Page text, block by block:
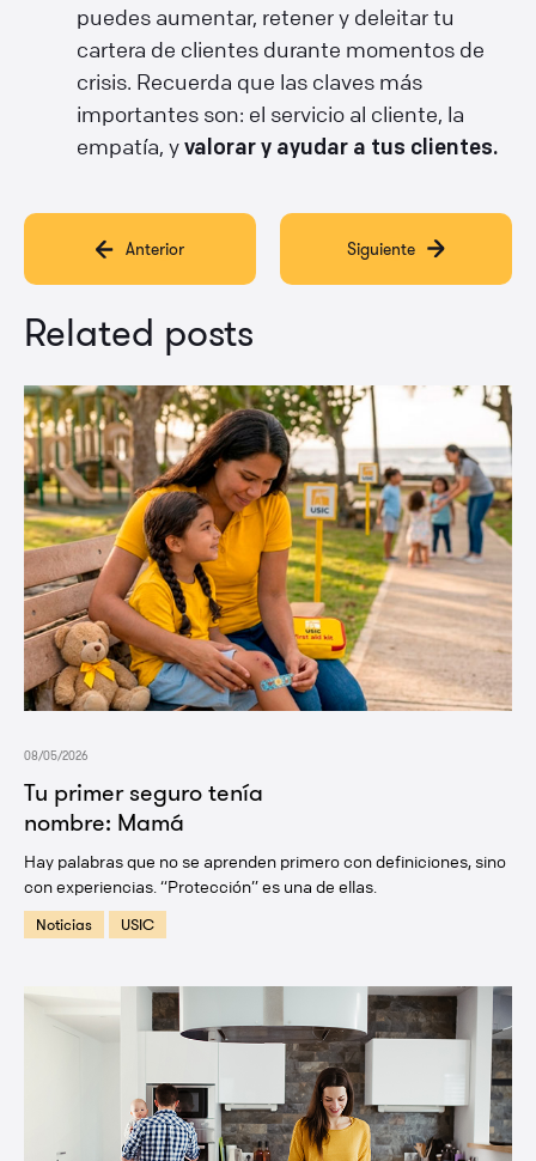
puedes aumentar, retener y deleitar tu
cartera de clientes durante momentos de
crisis. Recuerda que las claves más
importantes son: el servicio al cliente, la
empatía, y valorar y ayudar a tus clientes.
Anterior Siguiente
Related posts
Tu primer seguro tenía
nombre: Mamá
08/05/2026
Hay palabras que no se aprenden primero con definiciones, sino
con experiencias. “Protección” es una de ellas.
Noticias USIC